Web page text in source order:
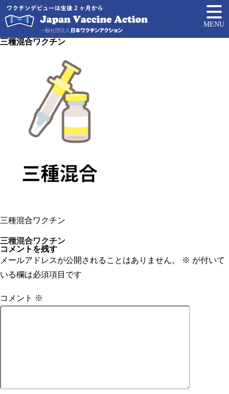
MENU
三種混合ワクチン
三種混合ワクチン
投
稿
ナ
ビ
ゲ
ョ
ン
三種混合ワクチン
コメントを残す
メールアドレスが公開されることはありません。
※ が付いて
いる欄は必須項目です
コメント ※